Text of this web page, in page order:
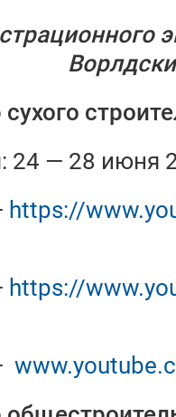
24 — 28 июня
https://
https://